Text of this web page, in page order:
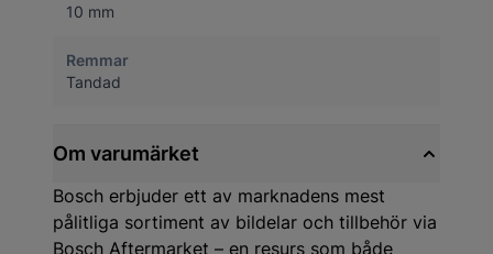
10 mm
Remmar
Tandad
Om varumärket
Bosch erbjuder ett av marknadens mest
pålitliga sortiment av bildelar och tillbehör via
Bosch Aftermarket – en resurs som både